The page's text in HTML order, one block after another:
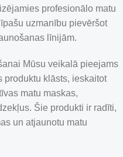
profesionālo matu
uzmanību pievēršot
līnijām.
Mūsu veikalā pieejams
produktu klāsts, ieskaitot
matu maskas,
Šie produkti ir radīti,
un atjaunotu matu